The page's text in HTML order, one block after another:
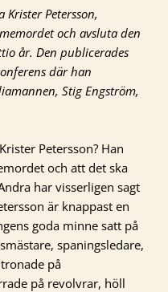
Petersson,
och avsluta den
år. Den publicerades
där han
Stig Engström,
Petersson? Han
och att det ska
har visserligen sagt
är knappast en
goda minne satt på
spaningsledare,
på
på revolvrar, höll